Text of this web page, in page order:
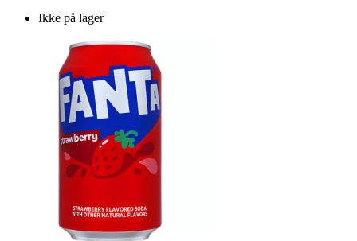
Ikke på lager